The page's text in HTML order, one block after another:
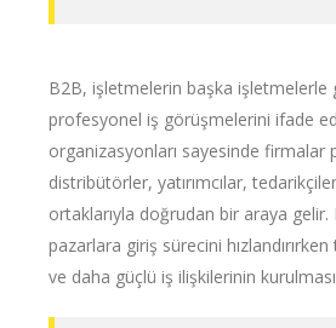
B2B, işletmelerin başka işletmelerle
profesyonel iş görüşmelerini ifade
organizasyonları sayesinde firmalar
distribütörler, yatırımcılar,
ortaklarıyla doğrudan bir araya
pazarlara giriş sürecini
ve daha güçlü iş ilişkilerinin